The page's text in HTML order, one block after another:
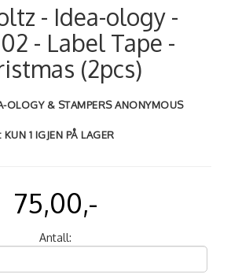
- Idea-ology -
- Label Tape -
(2pcs)
OLOGY & STAMPERS ANONYMOUS
KUN 1 IGJEN PÅ LAGER
75,00,-
Antall: